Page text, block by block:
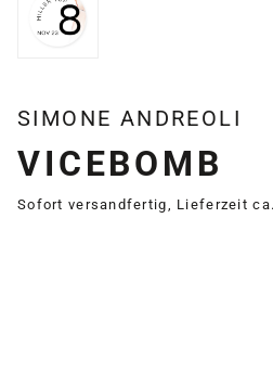
SIMONE ANDREOLI
VICEBOMB
Sofort versandfertig, Lieferzeit